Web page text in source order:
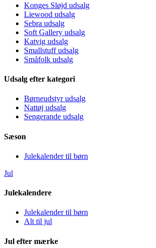
Konges Sløjd udsalg
Liewood udsalg
Sebra udsalg
Soft Gallery udsalg
Katvig udsalg
Smallstuff udsalg
Småfolk udsalg
Udsalg efter kategori
Børneudstyr udsalg
Nattøj udsalg
Sengerande udsalg
Sæson
Julekalender til børn
Jul
Julekalendere
Julekalender til børn
Alt til jul
Jul efter mærke